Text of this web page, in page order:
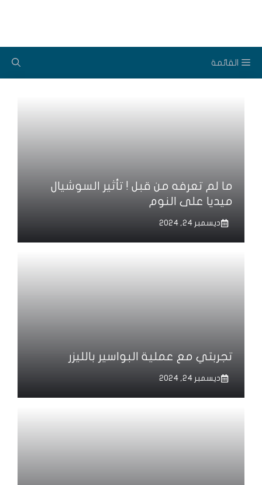
القائمة
ما لم تعرفه من قبل ! تأثير السوشيال
ميديا على النوم
ديسمبر 24, 2024
تجربتي مع عملية البواسير بالليزر
ديسمبر 24, 2024